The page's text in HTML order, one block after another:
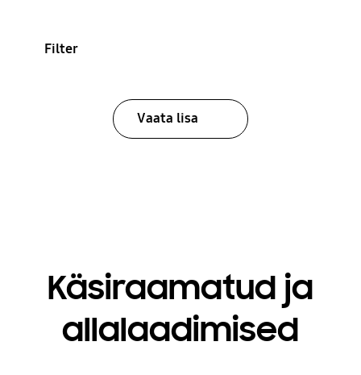
Filter
Vaata lisa
Käsiraamatud ja
allalaadimised